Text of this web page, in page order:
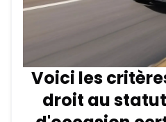
Voici les
droit au